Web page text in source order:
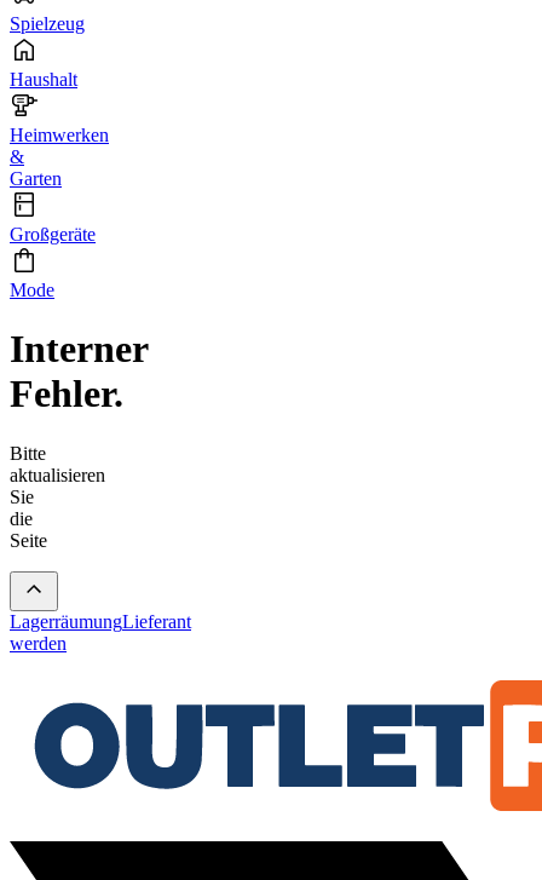
Spielzeug
Haushalt
Heimwerken
&
Garten
Großgeräte
Mode
Interner
Fehler.
Bitte
aktualisieren
Sie
die
Seite
LagerräumungLieferant
werden